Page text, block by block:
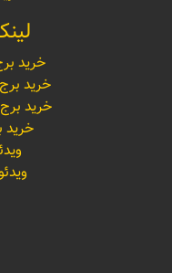
خرید
خرید
خرید
خرید